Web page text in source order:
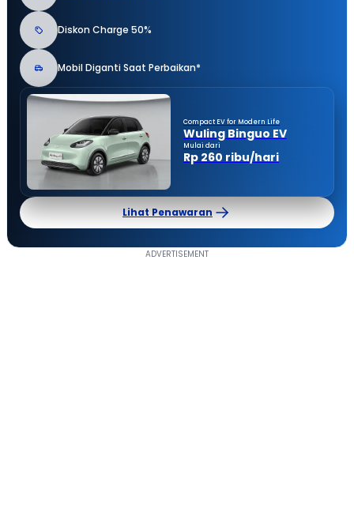
Diskon Charge 50%
Mobil Diganti Saat Perbaikan*
Compact EV for Modern Life
Wuling Binguo EV
Mulai dari
Rp 260 ribu/hari
Lihat Penawaran